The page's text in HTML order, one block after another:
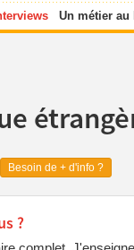
Un métier au
Besoin de + d'info ?
?